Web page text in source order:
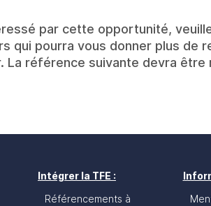
par cette opportunité,
qui pourra vous donner plus de
La référence suivante devra être
Intégrer la TFE :
Référencements à